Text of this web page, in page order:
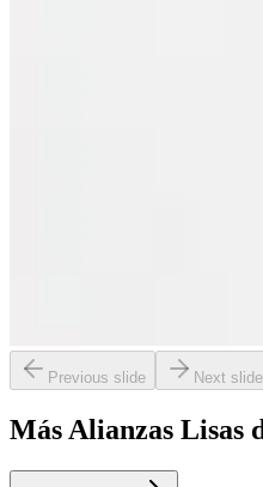
Previous slide Next slide
Más Alianzas Lisas